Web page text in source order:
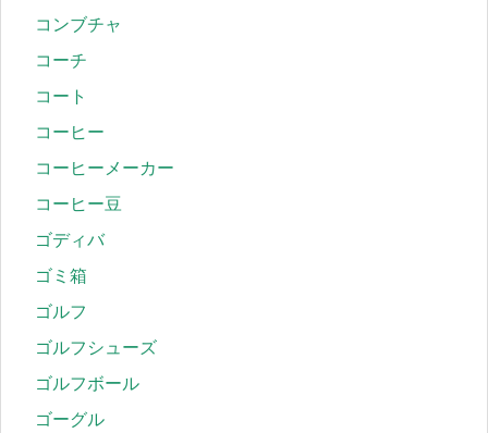
コンブチャ
コーチ
コート
コーヒー
コーヒーメーカー
コーヒー豆
ゴディバ
ゴミ箱
ゴルフ
ゴルフシューズ
ゴルフボール
ゴーグル